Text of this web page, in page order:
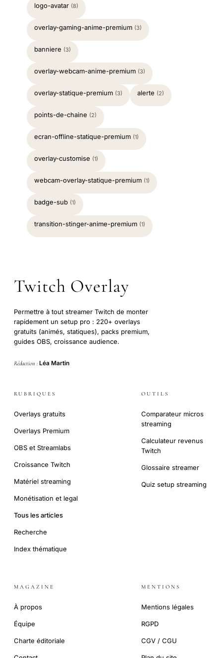
logo-avatar (8)
overlay-gaming-anime-premium (3)
banniere (3)
overlay-webcam-anime-premium (3)
overlay-statique-premium (3) alerte (2)
points-de-chaine (2)
ecran-offline-statique-premium (1)
overlay-customise (1)
webcam-overlay-statique-premium (1)
badge-sub (1)
transition-stinger-anime-premium (1)
Twitch Overlay
Permettre à tout streamer Twitch de monter
rapidement un setup pro : 220+ overlays
gratuits (animés, statiques), packs premium,
guides OBS, croissance audience.
Rédaction : Léa Martin
RUBRIQUES
Overlays gratuits
Overlays Premium
OBS et Streamlabs
Croissance Twitch
Matériel streaming
Monétisation et legal
Tous les articles
Recherche
Index thématique
OUTILS
Comparateur micros
streaming
Calculateur revenus
Twitch
Glossaire streamer
Quiz setup streaming
MAGAZINE
À propos
Équipe
Charte éditoriale
MENTIONS
Mentions légales
RGPD
CGV / CGU